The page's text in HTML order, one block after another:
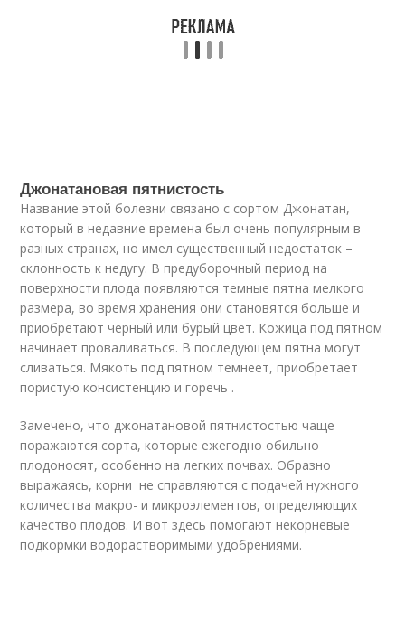
Джонатановая пятнистость
Название этой болезни связано с сортом Джонатан,
который в недавние времена был очень популярным в
разных странах, но имел существенный недостаток –
склонность к недугу. В предуборочный период на
поверхности плода появляются темные пятна мелкого
размера, во время хранения они становятся больше и
приобретают черный или бурый цвет. Кожица под пятном
начинает проваливаться. В последующем пятна могут
сливаться. Мякоть под пятном темнеет, приобретает
пористую консистенцию и горечь .
Замечено, что джонатановой пятнистостью чаще
поражаются сорта, которые ежегодно обильно
плодоносят, особенно на легких почвах. Образно
выражаясь, корни не справляются с подачей нужного
количества макро- и микроэлементов, определяющих
качество плодов. И вот здесь помогают некорневые
подкормки водорастворимыми удобрениями.